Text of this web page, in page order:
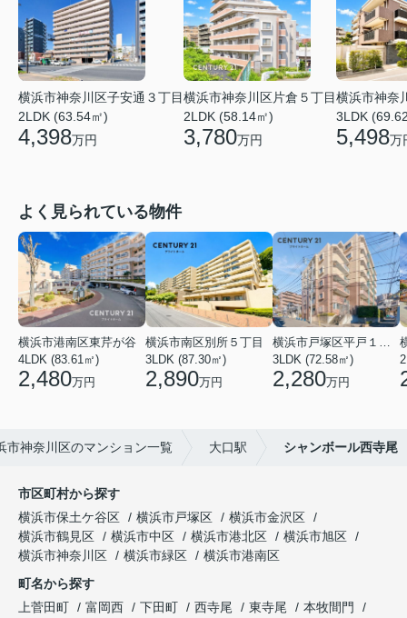
横浜市神奈川区子安通３丁目
2LDK (63.54㎡)
4,398万円
横浜市神奈川区片倉５丁目
2LDK (58.14㎡)
3,780万円
横浜市神奈
3LDK
5,498万
よく見られている物件
横浜市港南区東芹が谷
4LDK (83.61㎡)
2,480万円
横浜市南区別所５丁目
3LDK (87.30㎡)
2,890万円
横浜市戸塚区平戸１丁目
3LDK (72.58㎡)
2,280万円
市神奈川区のマンション一覧 大口駅 シャンボール西寺尾
市区町村から探す
横浜市保土ケ谷区
横浜市戸塚区
横浜市金沢区
横浜市鶴見区
横浜市中区 横浜市港北区
横浜市旭区
横浜市神奈川区
横浜市緑区
横浜市港南区
町名から探す
上菅田町
富岡西 下田町 西寺尾 東寺尾
本牧間門